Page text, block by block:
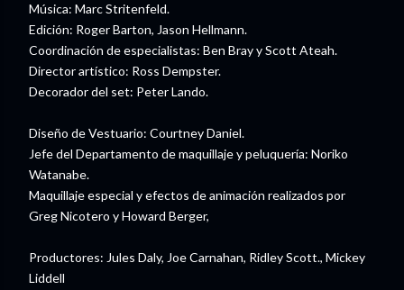
Música: Marc Stritenfeld.
Edición: Roger Barton, Jason Hellmann.
Coordinación de especialistas: Ben Bray y Scott Ateah.
Director artístico: Ross Dempster.
Decorador del set: Peter Lando.
Diseño de Vestuario: Courtney Daniel.
Jefe del Departamento de maquillaje y peluquería: Noriko
Watanabe.
Maquillaje especial y efectos de animación realizados por
Greg Nicotero y Howard Berger,
Productores: Jules Daly, Joe Carnahan, Ridley Scott., Mickey
Liddell